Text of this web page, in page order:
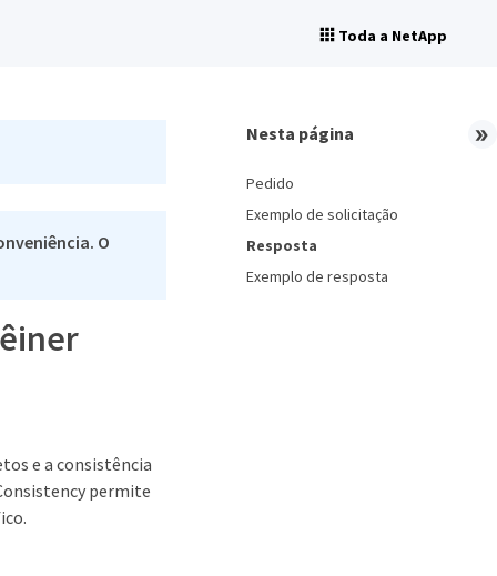
Toda a NetApp
O
e a consistência
permite
Nesta página
Pedido
Exemplo de solicitação
Resposta
Exemplo de resposta